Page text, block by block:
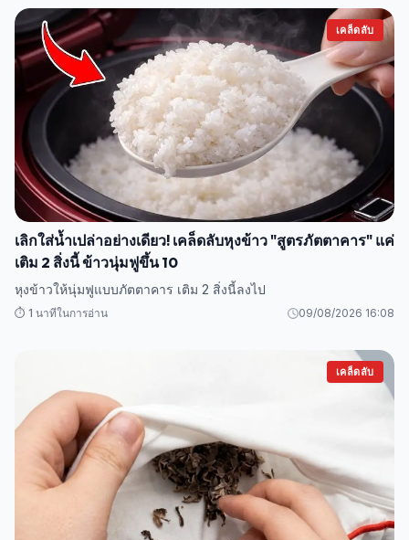
เคล็ดลับ
เลิกใส่น้ำเปล่าอย่างเดียว! เคล็ดลับหุงข้าว "สูตรภัตตาคาร" แค่
เติม 2 สิ่งนี้ ข้าวนุ่มฟูขึ้น 10
หุงข้าวให้นุ่มฟูแบบภัตตาคาร เติม 2 สิ่งนี้ลงไป
⏱️ 1 นาทีในการอ่าน 09/08/2026 16:08
เคล็ดลับ